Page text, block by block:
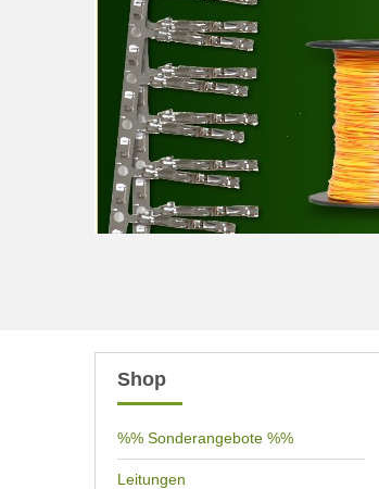
Shop
%% Sonderangebote %%
Leitungen